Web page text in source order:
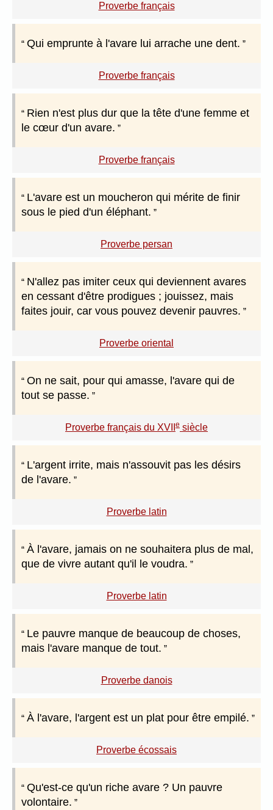
Proverbe français
Qui emprunte à l'avare lui arrache une dent.
Proverbe français
Rien n'est plus dur que la tête d'une femme et
le cœur d'un avare.
Proverbe français
L'avare est un moucheron qui mérite de finir
sous le pied d'un éléphant.
Proverbe persan
N'allez pas imiter ceux qui deviennent avares
en cessant d'être prodigues ; jouissez, mais
faites jouir, car vous pouvez devenir pauvres.
Proverbe oriental
On ne sait, pour qui amasse, l'avare qui de
tout se passe.
Proverbe français du XVII e siècle
L'argent irrite, mais n'assouvit pas les désirs
de l'avare.
Proverbe latin
À l'avare, jamais on ne souhaitera plus de mal,
que de vivre autant qu'il le voudra.
Proverbe latin
Le pauvre manque de beaucoup de choses,
mais l'avare manque de tout.
Proverbe danois
À l'avare, l'argent est un plat pour être empilé.
Proverbe écossais
Qu'est-ce qu'un riche avare ? Un pauvre
volontaire.